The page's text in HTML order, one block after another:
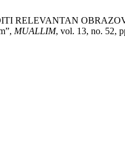
RELEVANTAN
MUALLIM, vol. 13, no. 52,